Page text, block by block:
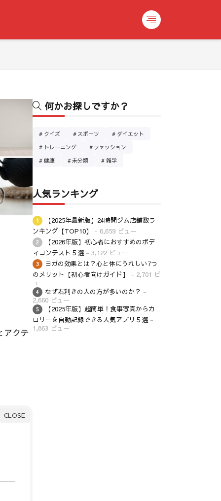
アクテ
何かお探しですか？
クイズ スポーツ
ダイエット
トレーニング
ファッション
健康
未分類 雑学
人気ランキング
【2025年最新版】24時間ジム店舗数ラ
ンキング【TOP10】
- 6,659 ビュー
【2026年版】初心者におすすめのボデ
ィコンテスト５選 - 3,122 ビュー
ヨガの効果とは？心と体にうれしい7つ
のメリット【初心者向けガイド】
- 2,701 ビ
ュー
なぜ右利きの人の方が多いのか？ -
2,660 ビュー
【2025年版】超簡単！食事写真からカ
ロリーを自動記録できる人気アプリ５選 -
1,863 ビュー